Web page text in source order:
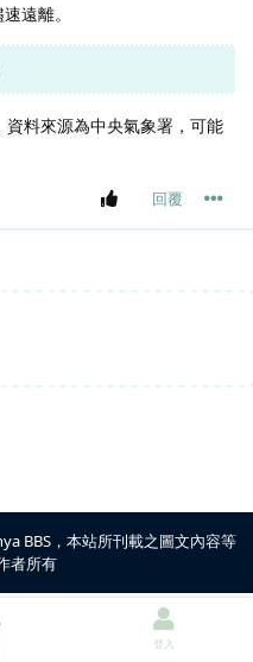
遠離。
料來源為中央氣象署，可能
回覆
BBS，本站所刊載之圖文內容等
者所有
登入